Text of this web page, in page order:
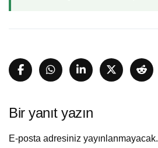
Bir yanıt yazın
E-posta adresiniz yayınlanmayacak.